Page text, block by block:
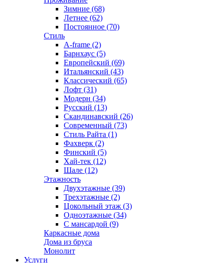
Зимние (68)
Летнее (62)
Постоянное (70)
Стиль
A-frame (2)
Барнхаус (5)
Европейский (69)
Итальянский (43)
Классический (65)
Лофт (31)
Модерн (34)
Русский (13)
Скандинавский (26)
Современный (73)
Стиль Райта (1)
Фахверк (2)
Финский (5)
Хай-тек (12)
Шале (12)
Этажность
Двухэтажные (39)
Трехэтажные (2)
Цокольный этаж (3)
Одноэтажные (34)
С мансардой (9)
Каркасные дома
Дома из бруса
Монолит
Услуги